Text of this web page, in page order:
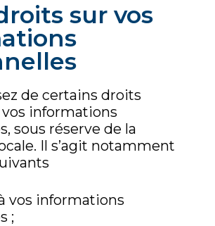
sur vos
de certains droits
informations
sous réserve de la
Il s’agit notamment
vos informations
;